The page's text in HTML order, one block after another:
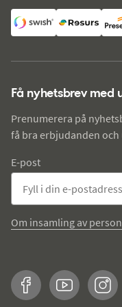
Få nyhetsbrev med
Prenumerera på
få bra erbjudanden
E-post
Om insamling av
FacebookYouTube